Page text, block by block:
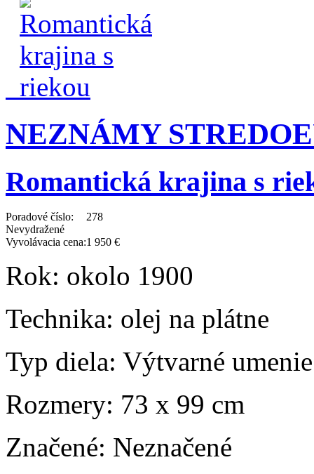
NEZNÁMY
Romantická krajina s
Poradové číslo:
278
Nevydražené
Vyvolávacia cena:1 950 €
Rok: okolo 1900
Technika: olej na plátne
Typ diela: Výtvarné umenie
Rozmery: 73 x 99 cm
Značené: Neznačené